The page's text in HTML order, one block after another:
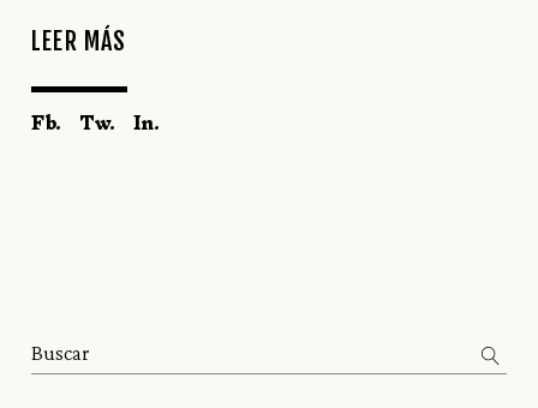
LEER MÁS
Fb. Tw. In.
Search